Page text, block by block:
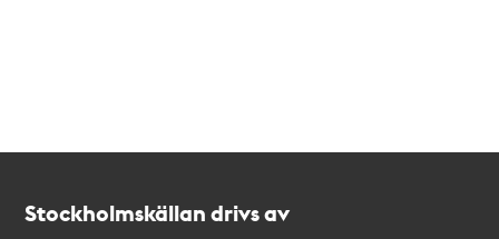
Stockholmskällan drivs av